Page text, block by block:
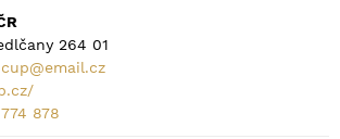
264 01
878